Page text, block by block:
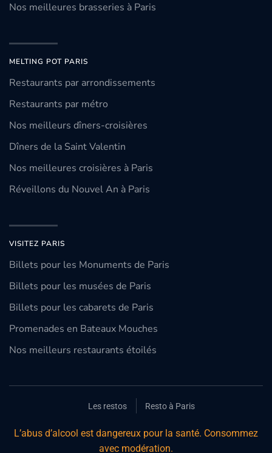
Nos meilleures brasseries à Paris
MELTING POT PARIS
Restaurants par arrondissements
Restaurants par métro
Nos meilleurs dîners-croisières
Dîners de la Saint Valentin
Nos meilleures croisières à Paris
Réveillons du Nouvel An à Paris
VISITEZ PARIS
Billets pour les Monuments de Paris
Billets pour les musées de Paris
Billets pour les cabarets de Paris
Promenades en Bateaux Mouches
Nos meilleurs restaurants étoilés
Les restos Resto à Paris
L’abus d’alcool est dangereux pour la santé. Consommez
avec modération.